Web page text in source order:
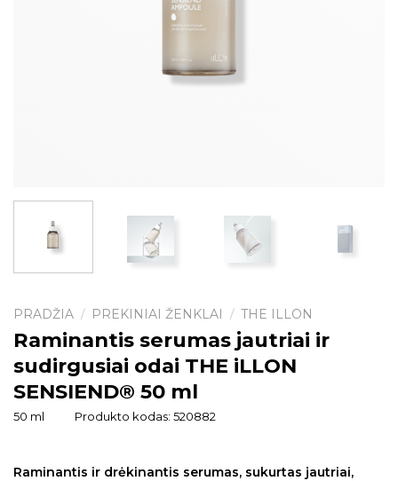
PRADŽIA / PREKINIAI ŽENKLAI / THE ILLON
Raminantis serumas jautriai ir
sudirgusiai odai THE iLLON
SENSIEND® 50 ml
50 ml Produkto kodas: 520882
Raminantis ir drėkinantis serumas, sukurtas jautriai,